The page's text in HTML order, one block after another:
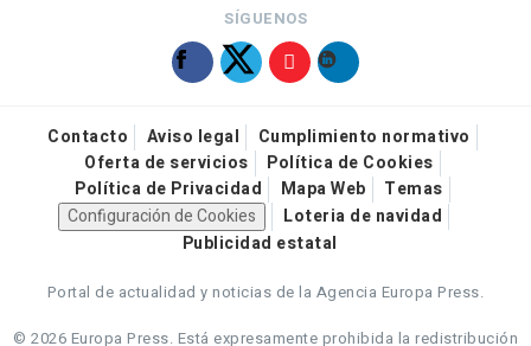
SÍGUENOS
Contacto Aviso legal
Cumplimiento normativo
Oferta de servicios
Política de Cookies
Política de Privacidad
Mapa Web
Temas
Configuración de Cookies
Loteria de navidad
Publicidad estatal
Portal de actualidad y noticias de la Agencia Europa Press.
© 2026 Europa Press. Está expresamente prohibida la redistribución